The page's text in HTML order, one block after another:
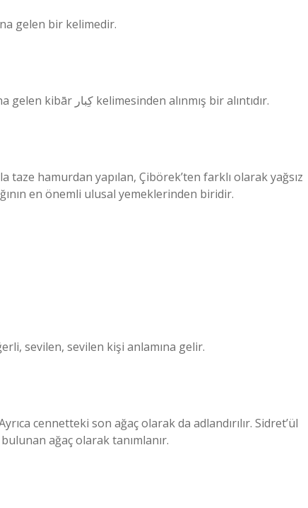
gelen bir kelimedir.
Arapça kbr kökünden gelen ve “yaşlı, en yaşlı” anlamına gelen kibār كِبار kelimesinden alınmış bir alıntıdır.
taze hamurdan yapılan, Çibörek’ten farklı olarak yağsız
en önemli ulusal yemeklerinden biridir.
sevilen, sevilen kişi anlamına gelir.
cennetteki son ağaç olarak da adlandırılır. Sidret’ül
ağaç olarak tanımlanır.